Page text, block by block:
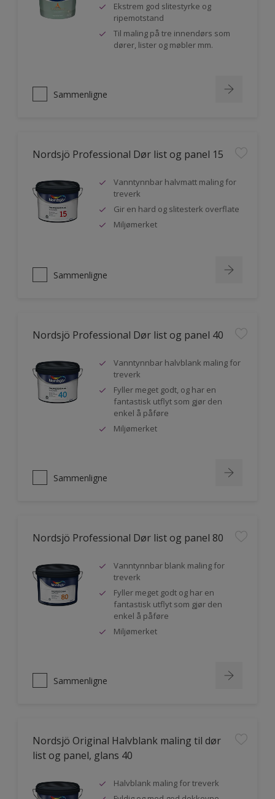
Ekstrem god slitestyrke og
ripemotstand
Til maling på tre innendørs som
dører, lister og møbler mm.
Sammenligne
Nordsjö Professional Dør list og panel 15
Vanntynnbar halvmatt maling for
treverk
Gir en hard og slitesterk overflate
Miljømerket
Sammenligne
Nordsjö Professional Dør list og panel 40
Vanntynnbar halvblank maling for
treverk
Fyller meget godt, og har en
fantastisk utflyt som gjør den
enkel å påføre
Miljømerket
Sammenligne
Nordsjö Professional Dør list og panel 80
Vanntynnbar blank maling for
treverk
Fyller meget godt og har en
fantastisk utflyt som gjør den
enkel å påføre
Miljømerket
Sammenligne
Nordsjö Original Halvblank maling til dør
list og panel, glans 40
Halvblank maling for treverk